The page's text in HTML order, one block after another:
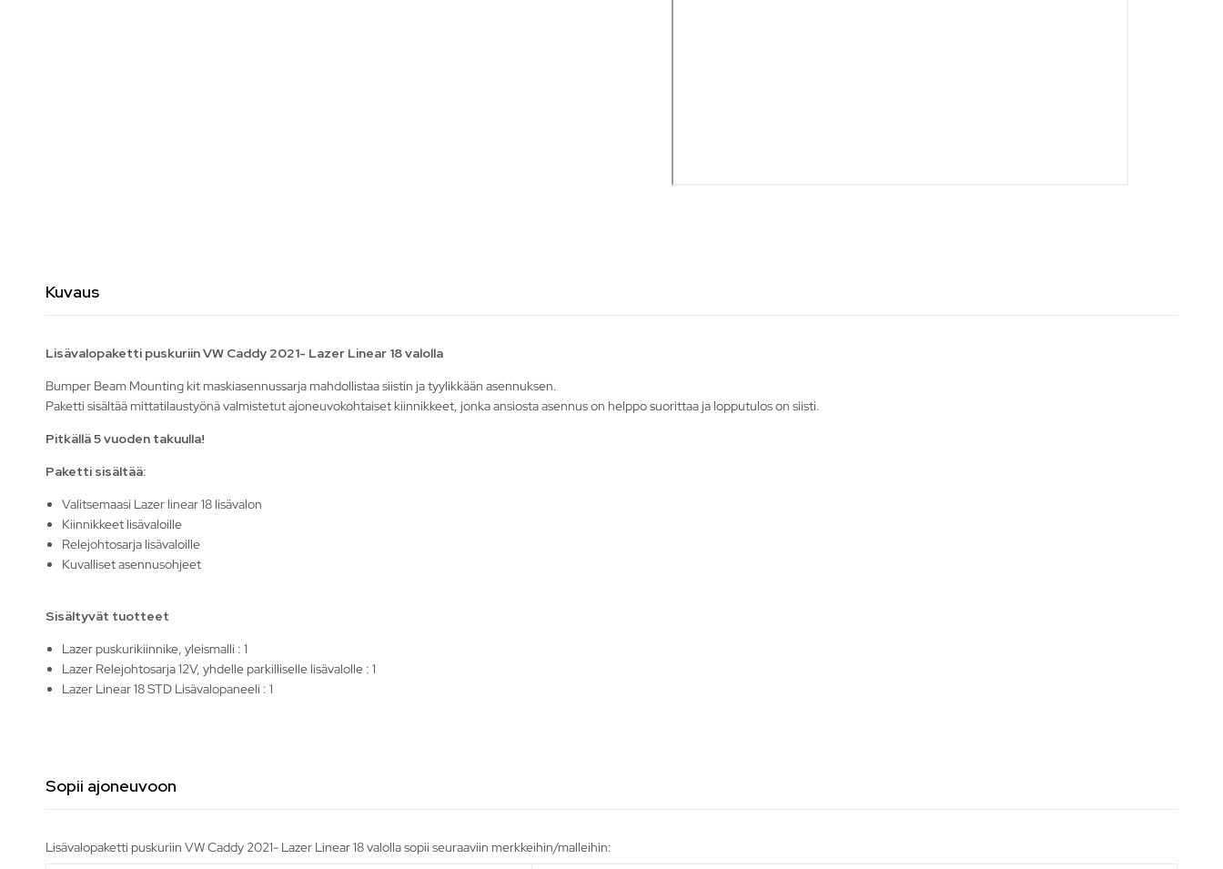
Kuvaus
Lisävalopaketti puskuriin VW Caddy 2021- Lazer Linear 18 valolla
Bumper Beam Mounting kit maskiasennussarja mahdollistaa siistin ja tyylikkään asennuksen.
Paketti sisältää mittatilaustyönä valmistetut ajoneuvokohtaiset kiinnikkeet, jonka ansiosta asennus on helppo suorittaa ja lopputulos on siisti.
Pitkällä 5 vuoden takuulla!
Paketti sisältää:
Valitsemaasi Lazer linear 18 lisävalon
Kiinnikkeet lisävaloille
Relejohtosarja lisävaloille
Kuvalliset asennusohjeet
Sisältyvät tuotteet
Lazer puskurikiinnike, yleismalli : 1
Lazer Relejohtosarja 12V, yhdelle parkilliselle lisävalolle : 1
Lazer Linear 18 STD Lisävalopaneeli : 1
Sopii ajoneuvoon
Lisävalopaketti puskuriin VW Caddy 2021- Lazer Linear 18 valolla sopii seuraaviin merkkeihin/malleihin: